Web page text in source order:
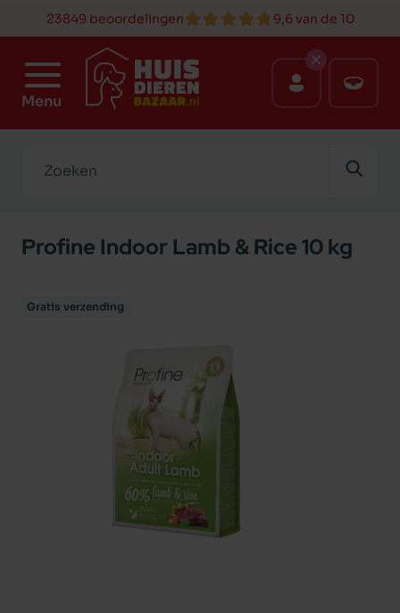
23849 beoordelingen 9,6 van de 10
Menu
Profine Indoor Lamb & Rice 10 kg
Gratis verzending